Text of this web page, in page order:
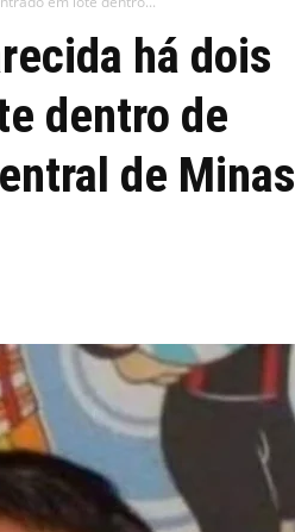
há dois
dentro de
de Minas